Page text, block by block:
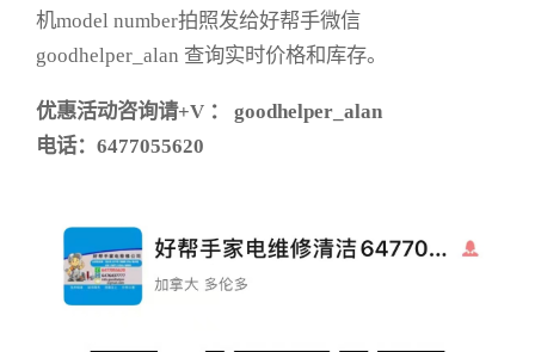
机model number拍照发给好帮手微信
goodhelper_alan 查询实时价格和库存。
优惠活动咨询请+V ： goodhelper_alan
电话：6477055620